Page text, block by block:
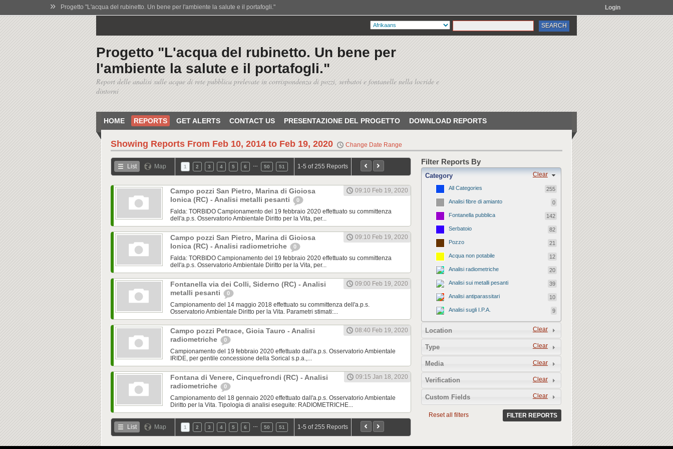
» Progetto "L'acqua del rubinetto. Un bene per l'ambiente la salute e il portafogli." Login
Progetto "L'acqua del rubinetto. Un bene per
l'ambiente la salute e il portafogli."
Report delle analisi sulle acque di rete pubblica prelevate in corrispondenza di pozzi, serbatoi e fontanelle nella locride e
dintorni
HOME REPORTS GET ALERTS CONTACT US PRESENTAZIONE DEL PROGETTO DOWNLOAD REPORTS
Showing Reports From Feb 10, 2014 to Feb 19, 2020 Change Date Range
List Map 1 2 3 4 5 6 50 51 1-5 of 255 Reports
Campo pozzi San Pietro, Marina di Gioiosa
Ionica (RC) - Analisi metalli pesanti
0
09:10 Feb 19, 2020
Falda: TORBIDO Campionamento del 19 febbraio 2020 effettuato su committenza
dell'a.p.s. Osservatorio Ambientale Diritto per la Vita, per...
Campo pozzi San Pietro, Marina di Gioiosa
Ionica (RC) - Analisi radiometriche
0
09:10 Feb 19, 2020
Falda: TORBIDO Campionamento del 19 febbraio 2020 effettuato su committenza
dell'a.p.s. Osservatorio Ambientale Diritto per la Vita, per...
Fontanella via dei Colli, Siderno (RC) - Analisi
metalli pesanti
0
09:00 Feb 19, 2020
Campionamento del 14 maggio 2018 effettuato su committenza dell'a.p.s.
Osservatorio Ambientale Diritto per la Vita. Parametri stimati:...
Campo pozzi Petrace, Gioia Tauro - Analisi
radiometriche
0
08:40 Feb 19, 2020
Campionamento del 19 febbraio 2020 effettuato dall'a.p.s. Osservatorio Ambientale
IRIDE, per gentile concessione della Sorical s.p.a.,...
Fontana di Venere, Cinquefrondi (RC) - Analisi
radiometriche
0
09:15 Jan 18, 2020
Campionamento del 18 gennaio 2020 effettuato dall'a.p.s. Osservatorio Ambientale
Diritto per la Vita. Tipologia di analisi eseguite: RADIOMETRICHE...
List Map 1 2 3 4 5 6 50 51 1-5 of 255 Reports
Filter Reports By
Clear
Category
All Categories 255
Analisi fibre di amianto 0
Fontanella pubblica 142
Serbatoio 82
Pozzo 21
Acqua non potabile 12
Analisi radiometriche 20
Analisi sui metalli pesanti 39
Analisi antiparassitari 10
Analisi sugli I.P.A. 9
Clear
Location
Clear
Type
Clear
Media
Clear
Verification
Clear
Custom Fields
Reset all filters FILTER REPORTS